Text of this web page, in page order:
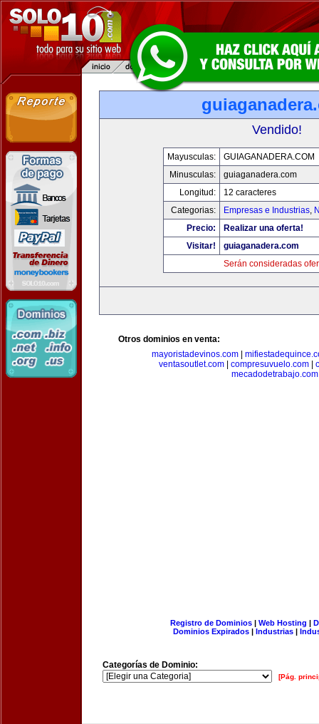
Vendido!
Mayusculas:
GUIAGANADERA.COM
Minusculas:
guiaganadera.com
Longitud:
12 caracteres
Categorias:
Empresas e Industrias,
Precio:
Realizar una oferta!
Visitar!
guiaganadera.com
Serán consideradas
Otros dominios en venta:
mayoristadevinos.com
ventasoutlet.com
compresuvuelo.com
mecadodetrabajo.com
Registro de Dominios| Web Hosting |
Dominios Expirados | Industrias |
Categorías de Dominio:
[Pág.